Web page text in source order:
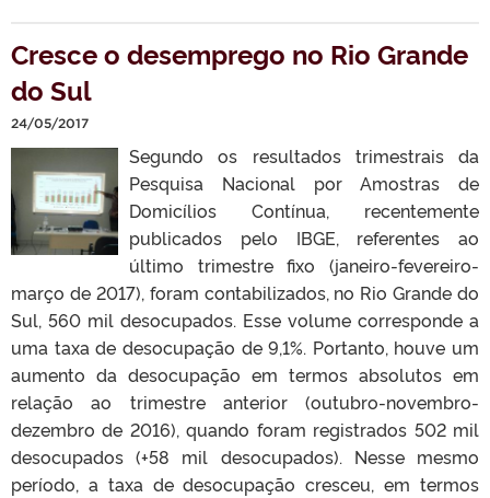
Cresce o desemprego no Rio Grande
do Sul
24/05/2017
Segundo os resultados trimestrais da
Pesquisa Nacional por Amostras de
Domicílios Contínua, recentemente
publicados pelo IBGE, referentes ao
último trimestre fixo (janeiro-fevereiro-
março de 2017), foram contabilizados, no Rio Grande do
Sul, 560 mil desocupados. Esse volume corresponde a
uma taxa de desocupação de 9,1%. Portanto, houve um
aumento da desocupação em termos absolutos em
relação ao trimestre anterior (outubro-novembro-
dezembro de 2016), quando foram registrados 502 mil
desocupados (+58 mil desocupados). Nesse mesmo
período, a taxa de desocupação cresceu, em termos